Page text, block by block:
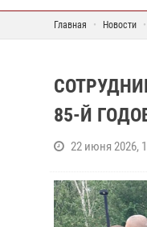
Главная Новости
85-Й
22 июня 2026,